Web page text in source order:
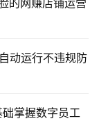
动运行不违规防
掌握数字员工